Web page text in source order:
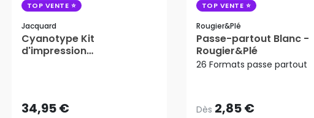
TOP VENTE
Jacquard
Cyanotype Kit
d'impression
34,95 €AJOUTER AU PANIER
TOP VENTE
Rougier&plé
Passe-partout Blanc -
Rougier&Plé
26 Formats passe partout
Dès 2,85 €
Dès2,85 €